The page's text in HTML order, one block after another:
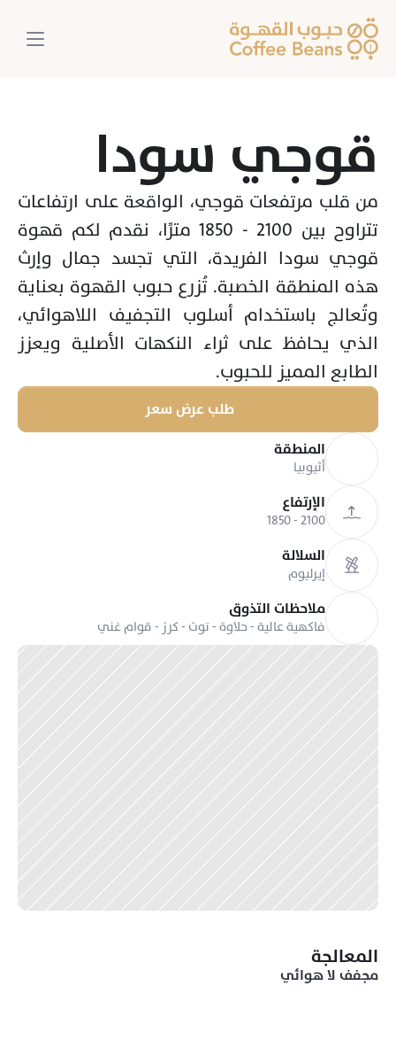
قوجي سودا
الطابع المميز للحبوب.
طلب عرض سعر
المنطقة
أثيوبيا
الإرتفاع
2100 - 1850
السلالة
إيرليوم
ملاحظات التذوق
فاكهية عالية - حلاوة - توت - كرز - قوام غني
المعالجة
مجفف لا هوائي